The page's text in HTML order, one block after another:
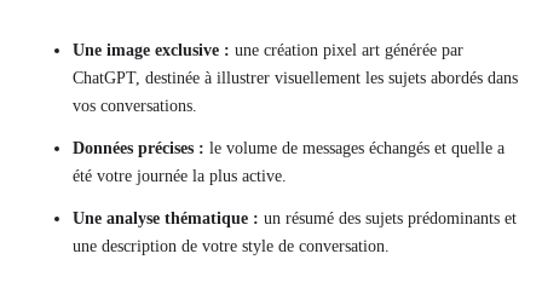
Une image exclusive : une création pixel art générée par
ChatGPT, destinée à illustrer visuellement les sujets abordés dans
vos conversations.
Données précises : le volume de messages échangés et quelle a
été votre journée la plus active.
Une analyse thématique : un résumé des sujets prédominants et
une description de votre style de conversation.